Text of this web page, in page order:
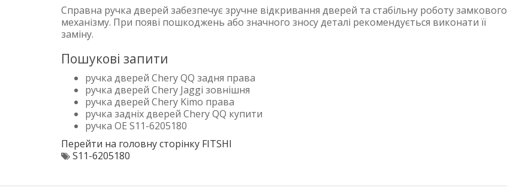
Справна ручка дверей забезпечує зручне відкривання дверей та стабільну роботу замкового
механізму. При появі пошкоджень або значного зносу деталі рекомендується виконати її
заміну.
Пошукові запити
ручка дверей Chery QQ задня права
ручка дверей Chery Jaggi зовнішня
ручка дверей Chery Kimo права
ручка задніх дверей Chery QQ купити
ручка OE S11-6205180
Перейти на головну сторінку FITSHI
S11-6205180